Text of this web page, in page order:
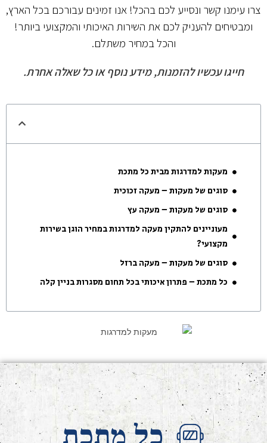
צרו עימנו קשר ונסייע לכם בהכל! אנו זמינים עבורכם בכל הארץ,
ומבטיחים להעניק לכם את השירות האיכותי והמקצועי ביותר!
והכל במחיר משתלם.
חייגו עכשיו להזמנות, מידע נוסף או כל שאלה אחרת.
מעקות למדרגות מבית כל מתכת
סוגים של מעקות – מעקה זכוכית
סוגים של מעקות – מעקה עץ
מעוניינים להתקין מעקה למדרגות במחיר הוגן בשירות
מקצועי?
סוגים של מעקות – מעקה ברזל
כל מתכת – פתרון איכותי בכל תחום מסגרות בניין קלה